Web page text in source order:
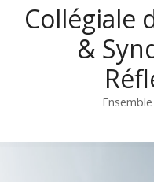
Collégiale
&